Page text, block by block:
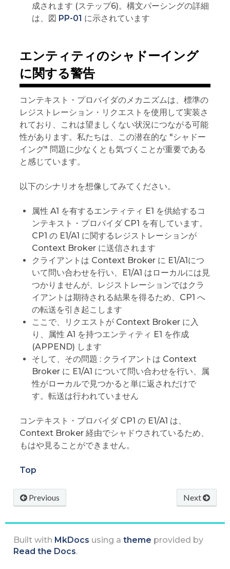
成されます (ステップ6)。構文パーシングの詳細
は、図 PP-01 に示されています
エンティティのシャドーイング
に関する警告
コンテキスト・プロバイダのメカニズムは、標準の
レジストレーション・リクエストを使用して実装さ
れており、これは望ましくない状況につながる可能
性があります。私たちは、この潜在的な "シャドー
イング" 問題に少なくとも気づくことが重要である
と感じています。
以下のシナリオを想像してみてください。
属性 A1 を有するエンティティ E1 を供給するコ
ンテキスト・プロバイダ CP1 を有しています。
CP1 の E1/A1 に関するレジストレーションが
Context Broker に送信されます
クライアントは Context Broker に E1/A1につ
いて問い合わせを行い、E1/A1 はローカルには見
つかりませんが、レジストレーションではクラ
イアントは期待される結果を得るため、CP1 へ
の転送を引き起こします
ここで、リクエストが Context Broker に入
り、属性 A1 を持つエンティティ E1 を作成
(APPEND) します
そして、その問題 : クライアントは Context
Broker に E1/A1 について問い合わせを行い、属
性がローカルで見つかると単に返されだけで
す。転送は行われていません
コンテキスト・プロバイダ CP1 の E1/A1 は、
Context Broker 経由でシャドウされているため、
もはや見ることができません。
Top
Next
Previous
Built with MkDocs using a theme provided by
Read the Docs.